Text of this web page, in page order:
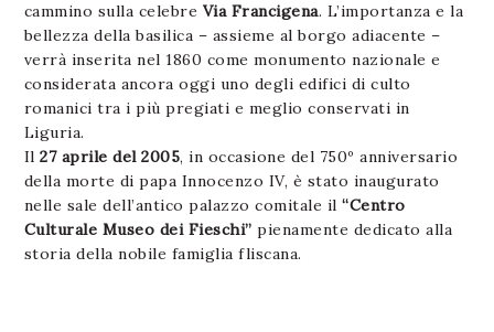
cammino sulla celebre Via Francigena. L’importanza e la
bellezza della basilica – assieme al borgo adiacente –
verrà inserita nel 1860 come monumento nazionale e
considerata ancora oggi uno degli edifici di culto
romanici tra i più pregiati e meglio conservati in
Liguria.
Il27 aprile del 2005, in occasione del 750º anniversario
della morte di papa Innocenzo IV, è stato inaugurato
nelle sale dell’antico palazzo comitale il“Centro
Culturale Museo dei Fieschi” pienamente dedicato alla
storia della nobile famiglia fliscana.